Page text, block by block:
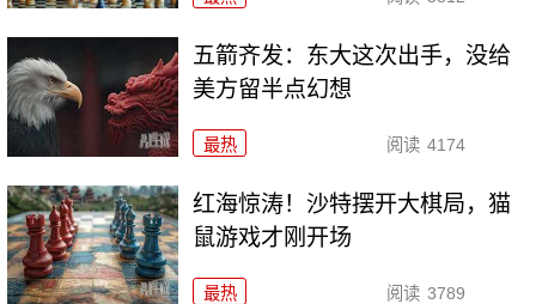
五箭齐发：东大这次出手，没给
美方留半点幻想
最热 阅读 4174
红海惊涛！沙特摆开大棋局，猫
鼠游戏才刚开场
最热 阅读 3789